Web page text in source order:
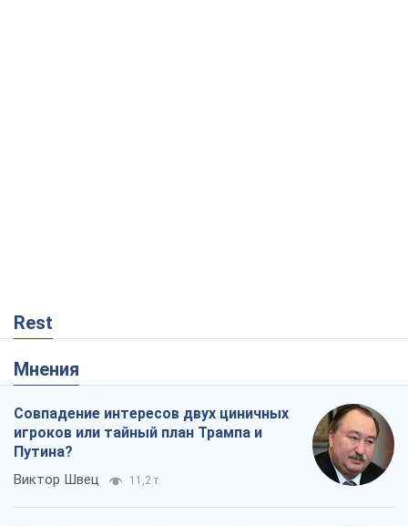
Rest
Мнения
Совпадение интересов двух циничных
игроков или тайный план Трампа и
Путина?
Виктор Швец 11,2 т.